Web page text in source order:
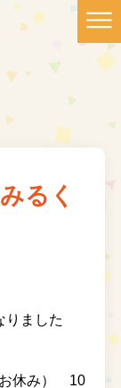
るく
りました
お休み） 10